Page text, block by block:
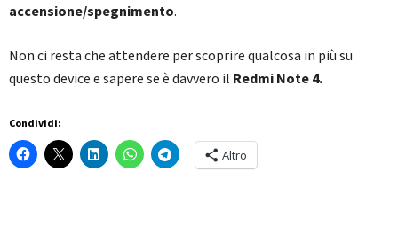
accensione/spegnimento.
Non ci resta che attendere per scoprire qualcosa in più su
questo device e sapere se è davvero il Redmi Note 4.
Condividi:
Altro